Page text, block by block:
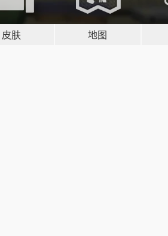
皮肤 地图